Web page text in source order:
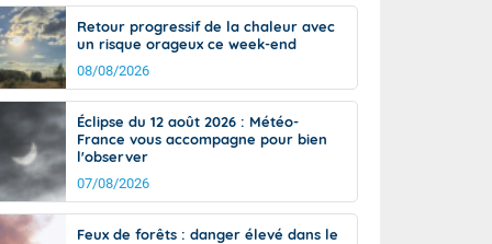
de
Phénomènes dangereux de J+2 à J+7
Avertissement pluies intenses à l'échelle
des communes (Apic)
Bulletins Marine
Bulletins d'estimation du risque
d'avalanche
Météo des forêts
Vigicrues
Retour progressif de la chaleur avec
un risque orageux ce week-end
08/08/2026
Éclipse du 12 août 2026 : Météo-
France vous accompagne pour bien
l'observer
07/08/2026
Feux de forêts : danger élevé dans le